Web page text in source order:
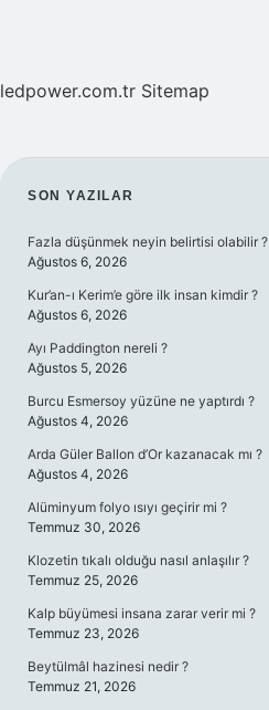
ledpower.com.tr Sitemap
SIDEBAR
SON YAZILAR
Fazla düşünmek neyin belirtisi olabilir ?
Ağustos 6, 2026
Kur’an-ı Kerim’e göre ilk insan kimdir ?
Ağustos 6, 2026
Ayı Paddington nereli ?
Ağustos 5, 2026
Burcu Esmersoy yüzüne ne yaptırdı ?
Ağustos 4, 2026
Arda Güler Ballon d’Or kazanacak mı ?
Ağustos 4, 2026
Alüminyum folyo ısıyı geçirir mi ?
Temmuz 30, 2026
Klozetin tıkalı olduğu nasıl anlaşılır ?
Temmuz 25, 2026
Kalp büyümesi insana zarar verir mi ?
Temmuz 23, 2026
Beytülmâl hazinesi nedir ?
Temmuz 21, 2026